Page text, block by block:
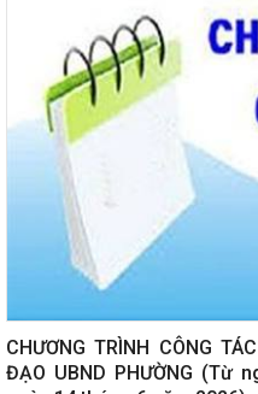
CHƯƠNG TRÌNH CÔNG
ĐẠO UBND PHƯỜNG (Từ